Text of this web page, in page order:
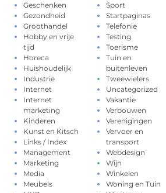
Geschenken
Gezondheid
Groothandel
Hobby en vrije
tijd
Horeca
Huishoudelijk
Industrie
Internet
Internet
marketing
Kinderen
Kunst en Kitsch
Links / Index
Management
Marketing
Media
Meubels
Sport
Startpaginas
Telefonie
Testing
Toerisme
Tuin en
buitenleven
Tweewielers
Uncategorized
Vakantie
Verbouwen
Verenigingen
Vervoer en
transport
Webdesign
Wijn
Winkelen
Woning en Tuin